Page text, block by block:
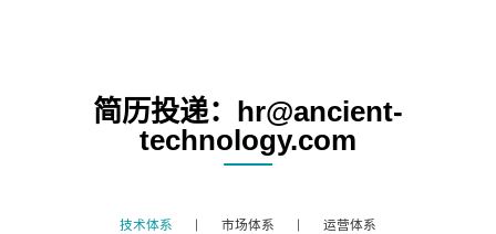
简历投递：hr@ancient-
technology.com
技术体系 市场体系 运营体系